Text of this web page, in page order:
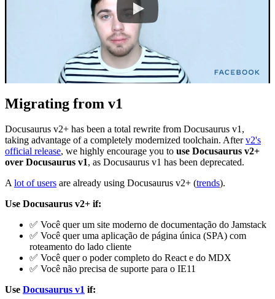
Migrating from v1
Docusaurus v2+ has been a total rewrite from Docusaurus v1,
taking advantage of a completely modernized toolchain. Afterv2's
official release, we highly encourage you to use Docusaurus v2+
over Docusaurus v1, as Docusaurus v1 has been deprecated.
Alot of users are already using Docusaurus v2+ (trends).
Use Docusaurus v2+ if:
✅ Você quer um site moderno de documentação do Jamstack
✅ Você quer uma aplicação de página única (SPA) com
roteamento do lado cliente
✅ Você quer o poder completo do React e do MDX
✅ Você não precisa de suporte para o IE11
Use Docusaurus v1 if: